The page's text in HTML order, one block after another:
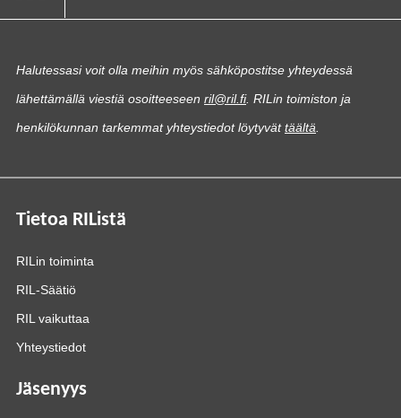
Halutessasi voit olla meihin myös sähköpostitse yhteydessä
lähettämällä viestiä osoitteeseen ril@ril.fi. RILin toimiston ja
henkilökunnan tarkemmat yhteystiedot löytyvättäältä
Tietoa RIListä
RILin toiminta
RIL-Säätiö
RIL vaikuttaa
Yhteystiedot
Jäsenyys